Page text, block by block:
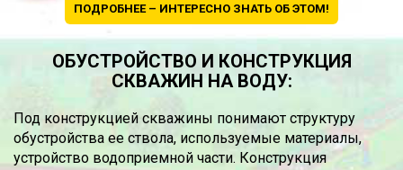
ПОДРОБНЕЕ – ИНТЕРЕСНО ЗНАТЬ ОБ ЭТОМ!
ОБУСТРОЙСТВО И КОНСТРУКЦИЯ
СКВАЖИН НА ВОДУ:
Под конструкцией скважины понимают структуру
обустройства ее ствола, используемые материалы,
устройство водоприемной части. Конструкция